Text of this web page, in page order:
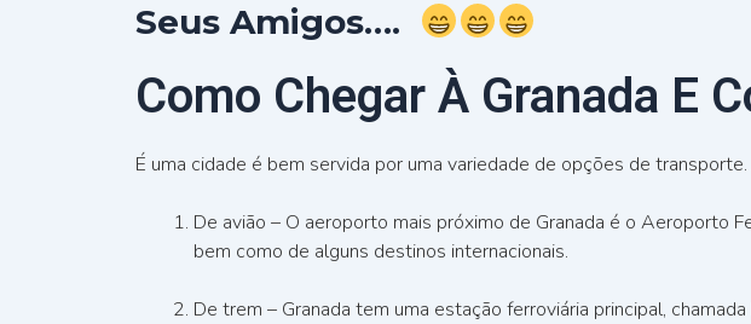
Seus Amigos….
Como Chegar À Granada E
É uma cidade é bem servida por uma variedade de opções de
De avião – O aeroporto mais próximo de Granada é o Aeroporto
bem como de alguns destinos internacionais.
De trem – Granada tem uma estação ferroviária principal,